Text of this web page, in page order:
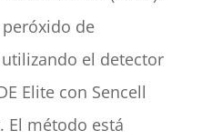
de
el detector
Elite con Sencell
El método está